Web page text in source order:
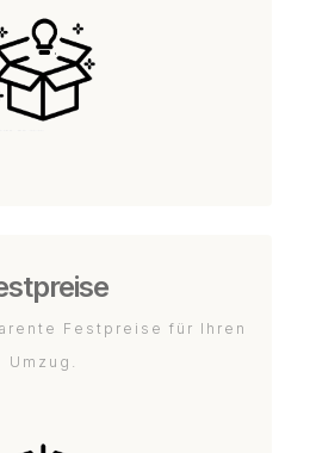
Festpreise für Ihren
Umzug.